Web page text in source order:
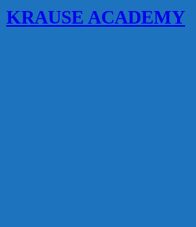
KRAUSE ACADEMY